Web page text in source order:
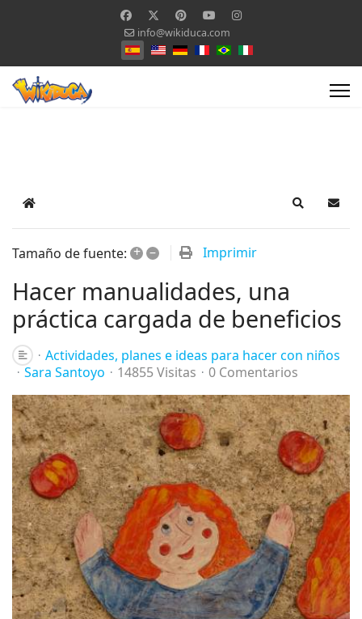
info@wikiduca.com
Seleccione su idioma
Home Search
Tamaño de fuente: + – Imprimir
Hacer manualidades, una
práctica cargada de beneficios
Actividades, planes e ideas para hacer con niños
Sara Santoyo
14855 Visitas 0 Comentarios